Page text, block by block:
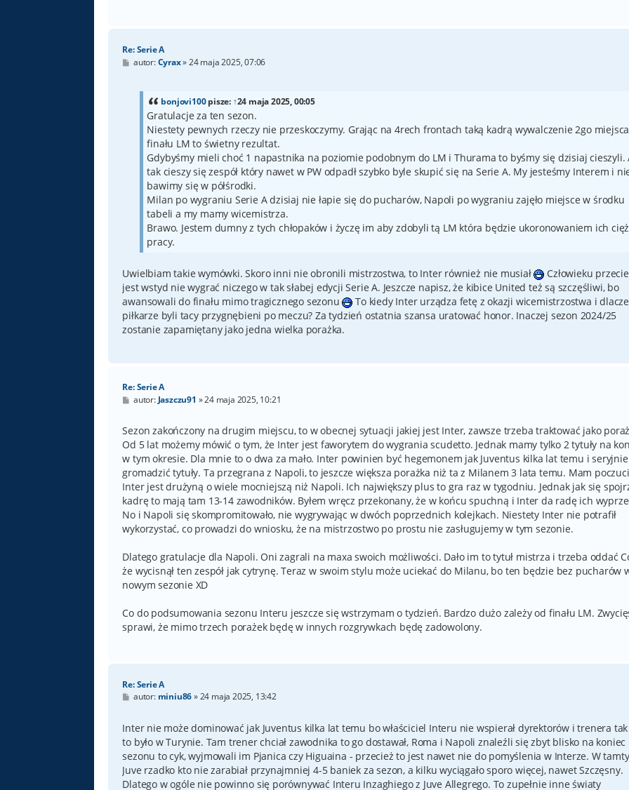
Re: Serie A
Pautor:Cyrax»24 maja 2025, 07:06
bonjovi100pisze: ↑24 maja 2025, 00:05
Gratulacje za ten sezon.
Niestety pewnych rzeczy nie przeskoczymy. Grając na 4rech frontach taką kadrą wywalczenie 2go
finału LM to świetny rezultat.
Gdybyśmy mieli choć 1 napastnika na poziomie podobnym do LM i Thurama to byśmy się dzisiaj cieszyli.
tak cieszy się zespół który nawet w PW odpadł szybko byle skupić się na Serie A. My jesteśmy Interem i
bawimy się w półśrodki.
Milan po wygraniu Serie A dzisiaj nie łapie się do pucharów, Napoli po wygraniu zajęło miejsce w środku
tabeli a my mamy wicemistrza.
Brawo. Jestem dumny z tych chłopaków i życzę im aby zdobyli tą LM która będzie ukoronowaniem ich
pracy.
Uwielbiam takie wymówki. Skoro inni nie obronili mistrzostwa, to Inter również nie musiał
Człowieku
jest wstyd nie wygrać niczego w tak słabej edycji Serie A. Jeszcze napisz, że kibice United też są szczęśliwi, bo
awansowali do finału mimo tragicznego sezonu
To kiedy Inter urządza fetę z okazji wicemistrzostwa i
piłkarze byli tacy przygnębieni po meczu? Za tydzień ostatnia szansa uratować honor. Inaczej sezon 2024/25
zostanie zapamiętany jako jedna wielka porażka.
Re: Serie A
P
t
autor: Jaszczu91 »24 maja 2025, 10:21
Sezon zakończony na drugim miejscu, to w obecnej sytuacji jakiej jest Inter, zawsze trzeba traktować jako
Od 5 lat możemy mówić o tym, że Inter jest faworytem do wygrania scudetto. Jednak mamy tylko 2 tytuły na
w tym okresie. Dla mnie to o dwa za mało. Inter powinien być hegemonem jak Juventus kilka lat temu i seryjnie
gromadzić tytuły. Ta przegrana z Napoli, to jeszcze większa porażka niż ta z Milanem 3 lata temu. Mam
Inter jest drużyną o wiele mocniejszą niż Napoli. Ich największy plus to gra raz w tygodniu. Jednak jak się
kadrę to mają tam 13-14 zawodników. Byłem wręcz przekonany, że w końcu spuchną i Inter da radę ich
No i Napoli się skompromitowało, nie wygrywając w dwóch poprzednich kolejkach. Niestety Inter nie potrafił
wykorzystać, co prowadzi do wniosku, że na mistrzostwo po prostu nie zasługujemy w tym sezonie.
Dlatego gratulacje dla Napoli. Oni zagrali na maxa swoich możliwości. Dało im to tytuł mistrza i trzeba oddać
że wycisnął ten zespół jak cytrynę. Teraz w swoim stylu może uciekać do Milanu, bo ten będzie bez pucharów
nowym sezonie XD
Co do podsumowania sezonu Interu jeszcze się wstrzymam o tydzień. Bardzo dużo zależy od finału LM.
sprawi, że mimo trzech porażek będę w innych rozgrywkach będę zadowolony.
Re: Serie A
P
t
autor: miniu86»24 maja 2025, 13:42
Inter nie może dominować jak Juventus kilka lat temu bo właściciel Interu nie wspierał dyrektorów i trenera
to było w Turynie. Tam trener chciał zawodnika to go dostawał, Roma i Napoli znaleźli się zbyt blisko na koniec
sezonu to cyk, wyjmowali im Pjanica czy Higuaina - przecież to jest nawet nie do pomyślenia w Interze. W
Juve rzadko kto nie zarabiał przynajmniej 4-5 baniek za sezon, a kilku wyciągało sporo więcej, nawet Szczęsny.
Dlatego w ogóle nie powinno się porównywać Interu Inzaghiego z Juve Allegrego. To zupełnie inne światy